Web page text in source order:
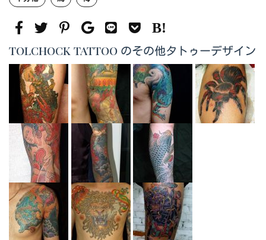
TOLCHOCK TATTOO のその他タトゥーデザイン